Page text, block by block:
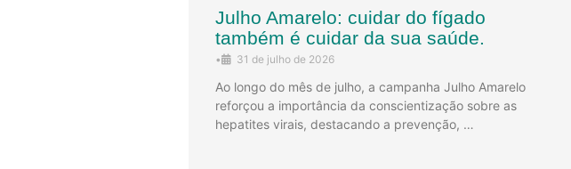
Julho Amarelo: cuidar do fígado
também é cuidar da sua saúde.
• 31 de julho de 2026
Ao longo do mês de julho, a campanha Julho Amarelo
reforçou a importância da conscientização sobre as
hepatites virais, destacando a prevenção, …